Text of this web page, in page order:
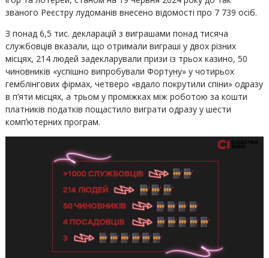
званого Реєстру лудоманів внесено відомості про 7 739 осіб.
З понад 6,5 тис. декларацій з виграшами понад тисяча
службовців вказали, що отримали виграші у двох різних
місцях, 214 людей задекларували призи із трьох казино, 50
чиновників «успішно випробували Фортуну» у чотирьох
гемблінгових фірмах, четверо «вдало покрутили спіни» одразу
в п’яти місцях, а трьом у проміжках між роботою за кошти
платників податків пощастило виграти одразу у шести
компʼютерних програм.